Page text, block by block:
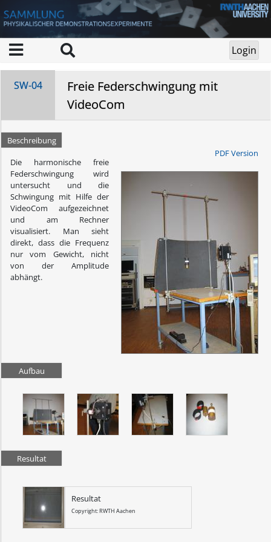
SW-04
Freie Federschwingung mit
VideoCom
Beschreibung
PDF Version
Die harmonische freie
Federschwingung wird
untersucht und die
Schwingung mit Hilfe der
VideoCom aufgezeichnet
und am Rechner
visualisiert. Man sieht
direkt, dass die Frequenz
nur vom Gewicht, nicht
von der Amplitude
abhängt.
Aufbau
Resultat
Resultat
Copyright: RWTH Aachen